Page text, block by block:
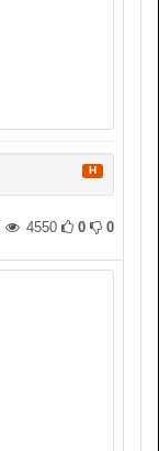
H
4550 0 0